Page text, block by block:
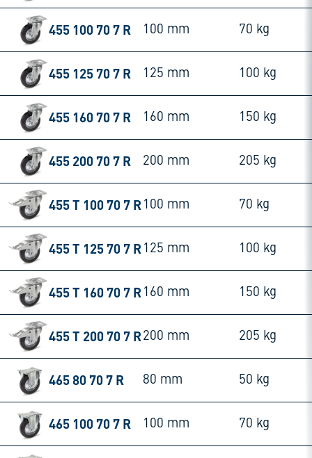
455 100 70 7 R 100 mm 70 kg
455 125 70 7 R 125 mm 100 kg
455 160 70 7 R 160 mm 150 kg
455 200 70 7 R 200 mm 205 kg
455 T 100 70 7 R 100 mm 70 kg
455 T 125 70 7 R 125 mm 100 kg
455 T 160 70 7 R 160 mm 150 kg
455 T 200 70 7 R 200 mm 205 kg
465 80 70 7 R 80 mm 50 kg
465 100 70 7 R 100 mm 70 kg